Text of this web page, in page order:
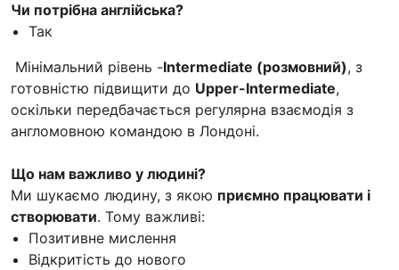
Чи потрібна англійська?
Так
Мінімальний рівень -Intermediate (розмовний), з
готовністю підвищити до Upper-Intermediate,
оскільки передбачається регулярна взаємодія з
англомовною командою в Лондоні.
Що нам важливо у людині?
Ми шукаємо людину, з якою приємно працювати і
створювати. Тому важливі:
Позитивне мислення
Відкритість до нового